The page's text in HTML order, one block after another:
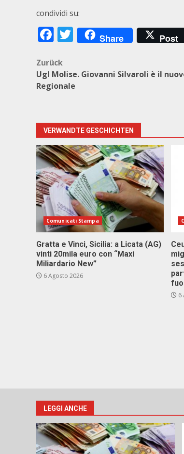
condividi su:
Facebook
Twitter
Share Post
Beitragsnavigation
Zurück
Ugl Molise. Giovanni Silvaroli è il
Regionale
VERWANDTE GESCHICHTEN
Comunicati Stampa
Gratta e Vinci, Sicilia: a Licata (AG)
vinti 20mila euro con “Maxi
Miliardario New”
6 Agosto 2026
6
LEGGI ANCHE